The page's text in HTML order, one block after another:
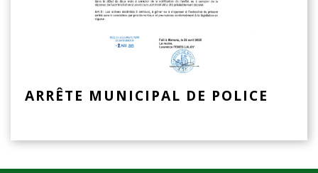
ARRÊTE MUNICIPAL DE POLICE